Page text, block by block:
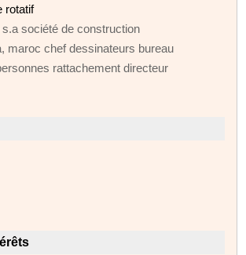
rotatif
société de construction
maroc chef dessinateurs bureau
rattachement directeur